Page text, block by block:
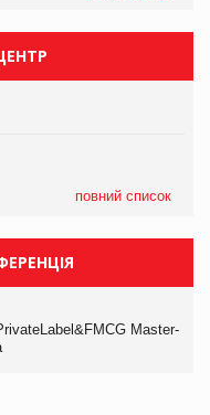
повний список
Master-